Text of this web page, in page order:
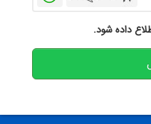
داده شود.